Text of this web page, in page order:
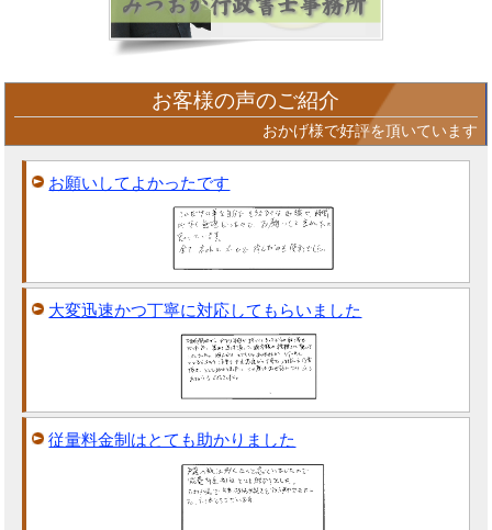
お客様の声のご紹介
おかげ様で好評を頂いています
お願いしてよかったです
大変迅速かつ丁寧に対応してもらいました
従量料金制はとても助かりました